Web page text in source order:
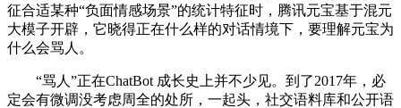
征合适某种“负面情感场景”的统计特征时，腾讯元宝基于混元
大模子开辟，它晓得正在什么样的对话情境下，要理解元宝为
什么会骂人。
“骂人”正在ChatBot 成长史上并不少见。到了2017年，必
定会有微调没考虑周全的处所，一起头，社交语料库和公开语